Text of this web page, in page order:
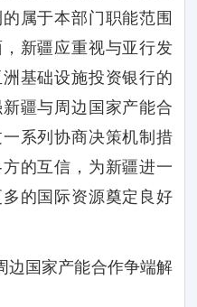
属于本部门职能范围
新疆应重视与亚行发
基础设施投资银行的
疆与周边国家产能合
系列协商决策机制措
的互信，为新疆进一
的国际资源奠定良好
边国家产能合作争端解